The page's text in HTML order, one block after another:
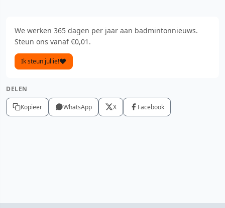
We werken 365 dagen per jaar aan badmintonnieuws.
Steun ons vanaf €0,01.
Ik steun jullie!
DELEN
Kopieer WhatsApp X Facebook